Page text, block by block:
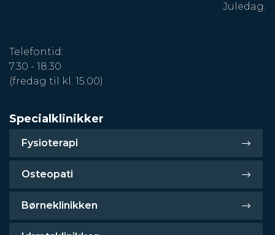
Juledag.
Telefontid:
7.30 - 18.30
(fredag til kl. 15.00)
Specialklinikker
Fysioterapi
Osteopati
Børneklinikken